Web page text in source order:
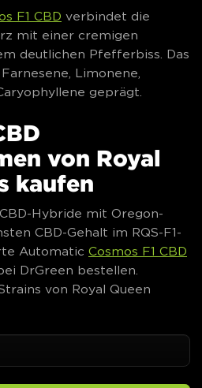
F1 CBD verbindet die
mit einer cremigen
deutlichen Pfefferbiss. Das
Limonene,
geprägt.
von Royal
kaufen
Hybride mit Oregon-
CBD-Gehalt im RQS-F1-
Automatic Cosmos F1 CBD
DrGreen bestellen.
von Royal Queen